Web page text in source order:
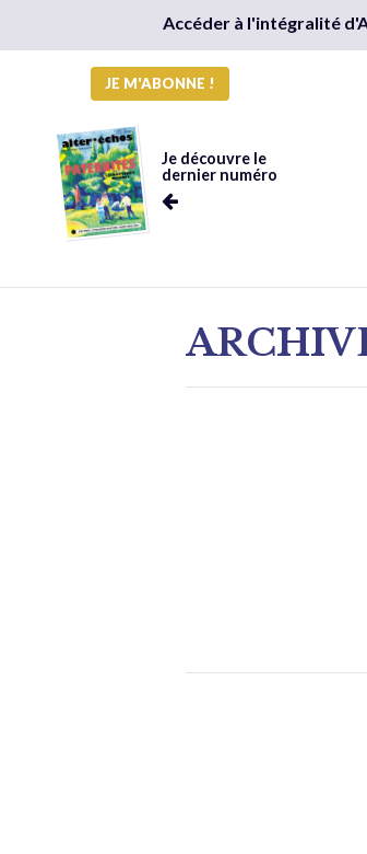
Accéder à l'intégralité
JE M'ABONNE !
Je découvre le
dernier numéro